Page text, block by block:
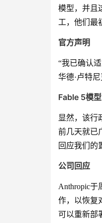
模型，并且
工，他们最
官方声明
“我已确认
华德·卢特
Fable 5模
显然，该行
前几天就已
回应我们的
公司回应
Anthropic
作，以恢复
可以重新部